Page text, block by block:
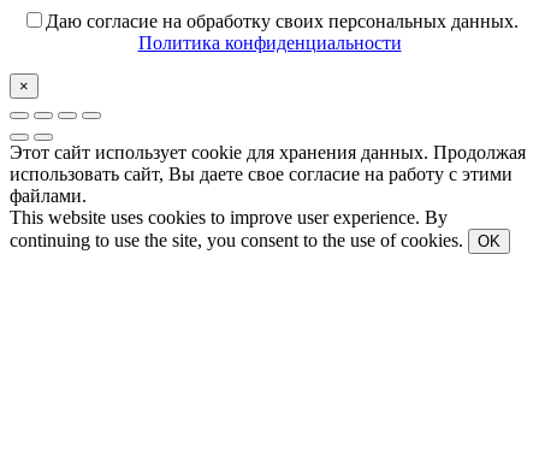
Даю согласие на обработку своих персональных данных.
Политика конфиденциальности
×
Этот сайт использует cookie для хранения данных. Продолжая
использовать сайт, Вы даете свое согласие на работу с этими
файлами.
This website uses cookies to improve user experience. By
continuing to use the site, you consent to the use of cookies.
OK